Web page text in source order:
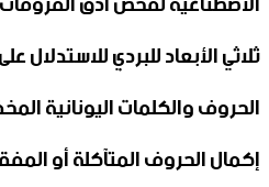
ثلاثي الأبعاد للبردي للاستدلال
الحروف والكلمات اليونانية
إكمال الحروف المتآكلة أو